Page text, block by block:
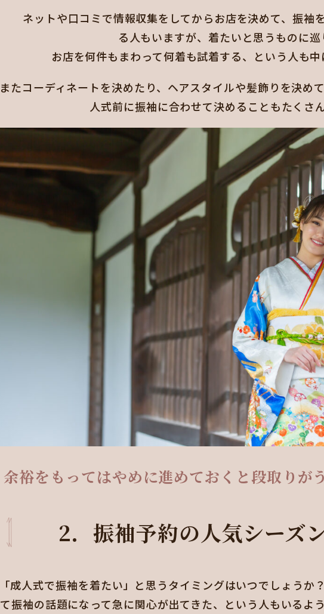
ネットや口コミで情報収集をしてからお店を決めて、振袖
る人もいますが、着たいと思うものに
お店を何件もまわって何着も試着する、という人も中
またコーディネートを決めたり、ヘアスタイルや髪飾りを決め
人式前に振袖に合わせて決めることもたくさん
余裕をもってはやめに進めておくと段取りが
2．振袖予約の人気シーズ
「成人式で振袖を着たい」と思うタイミングはいつでしょうか
て振袖の話題になって急に関心が出てきた、という人もいるよ